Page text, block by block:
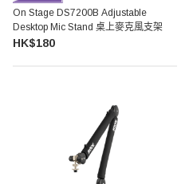
On Stage DS7200B Adjustable
Desktop Mic Stand 桌上麥克風支架
HK$180